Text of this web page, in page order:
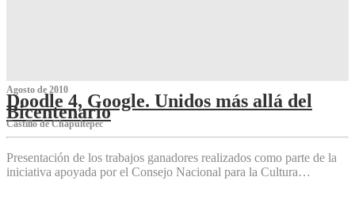
Agosto de 2010
Doodle 4, Google. Unidos más allá del
Bicentenario
Castillo de Chapultepec
Presentación de los trabajos ganadores realizados como parte de la
iniciativa apoyada por el Consejo Nacional para la Cultura…